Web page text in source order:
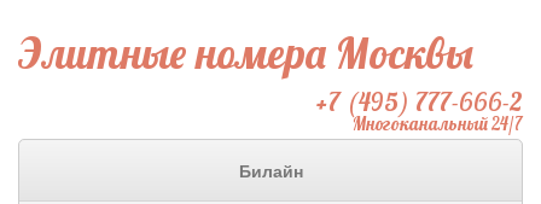
Элитные номера Москвы
+7 (495) 777-666-2
Многоканальный 24/7
Билайн